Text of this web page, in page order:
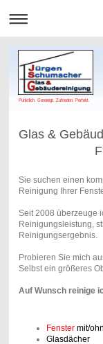
Pünktlich. Gereinigt. Zufrieden. Perfekt.
Glas &
Für
Sie suchen einen
Reinigung Ihrer
Seit 2008 überzeuge
Reinigungsleistung,
Reinigungsergebnis.
Probieren Sie mich
Selbst ein größeres
Auf Wunsch reinige
Fenster mit/
Glasdächer